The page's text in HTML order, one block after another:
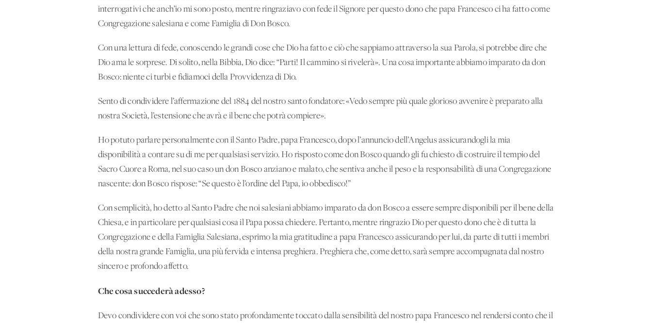
interrogativi che anch’io mi sono posto, mentre ringraziavo con fede il Signore per questo dono che papa Francesco ci ha fatto come
Congregazione salesiana e come Famiglia di Don Bosco.
Con una lettura di fede, conoscendo le grandi cose che Dio ha fatto e ciò che sappiamo attraverso la sua Parola, si potrebbe dire che
Dio ama le sorprese. Di solito, nella Bibbia, Dio dice: “Parti! Il cammino si rivelerà». Una cosa importante abbiamo imparato da don
Bosco: niente ci turbi e fidiamoci della Provvidenza di Dio.
Sento di condividere l’affermazione del 1884 del nostro santo fondatore: «Vedo sempre più quale glorioso avvenire è preparato alla
nostra Società, l’estensione che avrà e il bene che potrà compiere».
Ho potuto parlare personalmente con il Santo Padre, papa Francesco, dopo l’annuncio dell’Angelus assicurandogli la mia
disponibilità a contare su di me per qualsiasi servizio. Ho risposto come don Bosco quando gli fu chiesto di costruire il tempio del
Sacro Cuore a Roma, nel suo caso un don Bosco anziano e malato, che sentiva anche il peso e la responsabilità di una Congregazione
nascente: don Bosco rispose: “Se questo è l’ordine del Papa, io obbedisco!”
Con semplicità, ho detto al Santo Padre che noi salesiani abbiamo imparato da don Bosco a essere sempre disponibili per il bene della
Chiesa, e in particolare per qualsiasi cosa il Papa possa chiedere. Pertanto, mentre ringrazio Dio per questo dono che è di tutta la
Congregazione e della Famiglia Salesiana, esprimo la mia gratitudine a papa Francesco assicurando per lui, da parte di tutti i membri
della nostra grande Famiglia, una più fervida e intensa preghiera. Preghiera che, come detto, sarà sempre accompagnata dal nostro
sincero e profondo affetto.
Che cosa succederà adesso?
Devo condividere con voi che sono stato profondamente toccato dalla sensibilità del nostro papa Francesco nel rendersi conto che il